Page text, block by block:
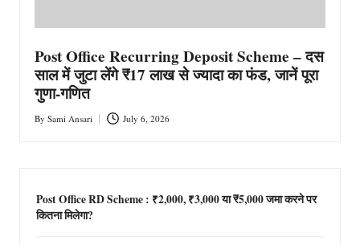
Post Office Recurring Deposit Scheme – दस
साल में जुटा लेंगे ₹17 लाख से ज्यादा का फंड, जानें पूरा
गुणा-गणित
Posted
By Sami Ansari July 6, 2026
Post Office RD Scheme : ₹2,000, ₹3,000 या ₹5,000 जमा करने पर
कितना मिलेगा?